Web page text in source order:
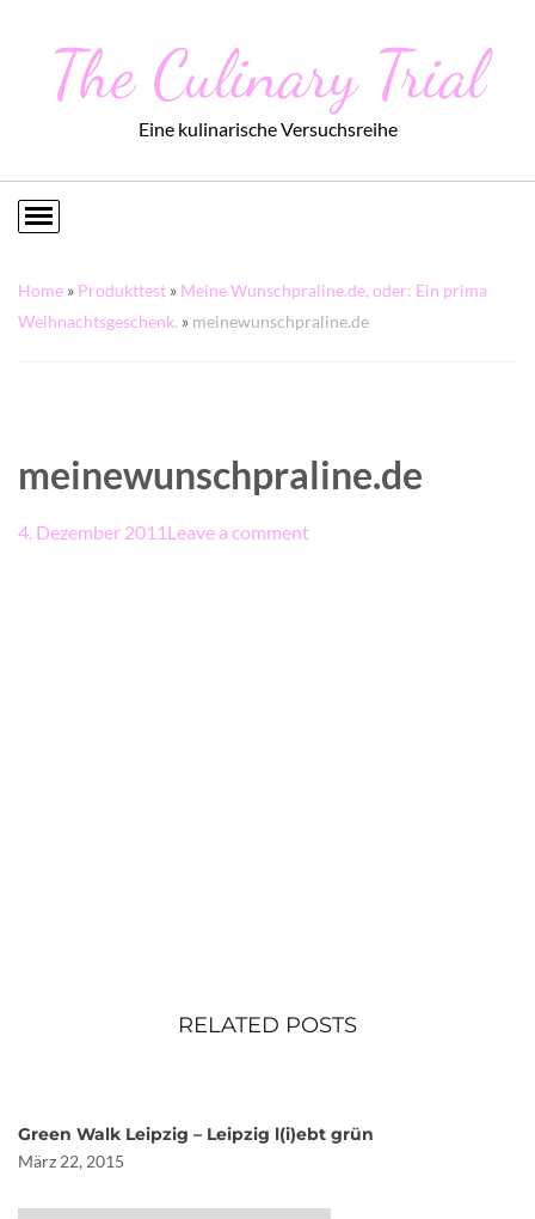
The Culinary Trial
Eine kulinarische Versuchsreihe
Home » Produkttest » Meine Wunschpraline.de, oder: Ein prima
Weihnachtsgeschenk. » meinewunschpraline.de
meinewunschpraline.de
4. Dezember 2011 Leave a comment
RELATED POSTS
Green Walk Leipzig – Leipzig l(i)ebt grün
März 22, 2015